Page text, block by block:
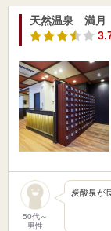
天然温泉 満月
50代～
男性
炭酸泉が